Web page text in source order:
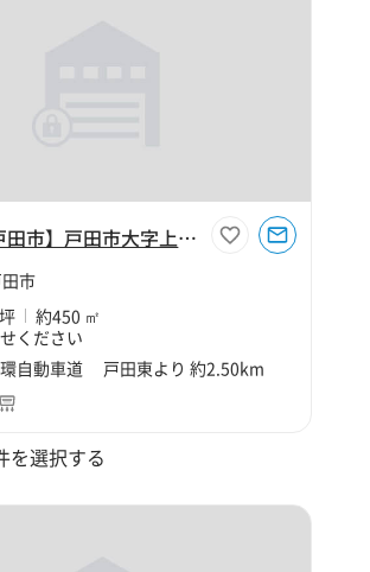
【埼玉県戸田市】戸田市大字上戸田140坪倉庫
市
約450 ㎡
ください
自動車道 戸田東より 約2.50km
を選択する